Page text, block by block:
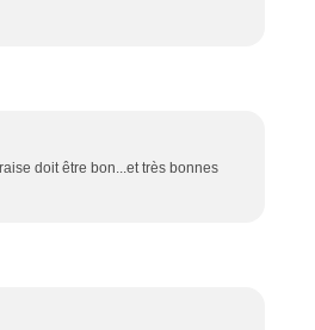
doit être bon...et très bonnes